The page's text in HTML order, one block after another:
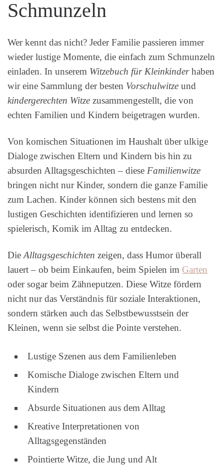
Schmunzeln
Wer kennt das nicht? Jeder Familie passieren immer
wieder lustige Momente, die einfach zum Schmunzeln
einladen. In unserem Witzebuch für Kleinkinderhaben
wir eine Sammlung der besten Vorschulwitze und
kindergerechten Witze zusammengestellt, die von
echten Familien und Kindern beigetragen wurden.
Von komischen Situationen im Haushalt über ulkige
Dialoge zwischen Eltern und Kindern bis hin zu
absurden Alltagsgeschichten – diese Familienwitze
bringen nicht nur Kinder, sondern die ganze Familie
zum Lachen. Kinder können sich bestens mit den
lustigen Geschichten identifizieren und lernen so
spielerisch, Komik im Alltag zu entdecken.
DieAlltagsgeschichten zeigen, dass Humor überall
lauert – ob beim Einkaufen, beim Spielen im Garten
oder sogar beim Zähneputzen. Diese Witze fördern
nicht nur das Verständnis für soziale Interaktionen,
sondern stärken auch das Selbstbewusstsein der
Kleinen, wenn sie selbst die Pointe verstehen.
Lustige Szenen aus dem Familienleben
Komische Dialoge zwischen Eltern und
Kindern
Absurde Situationen aus dem Alltag
Kreative Interpretationen von
Alltagsgegenständen
Pointierte Witze, die Jung und Alt